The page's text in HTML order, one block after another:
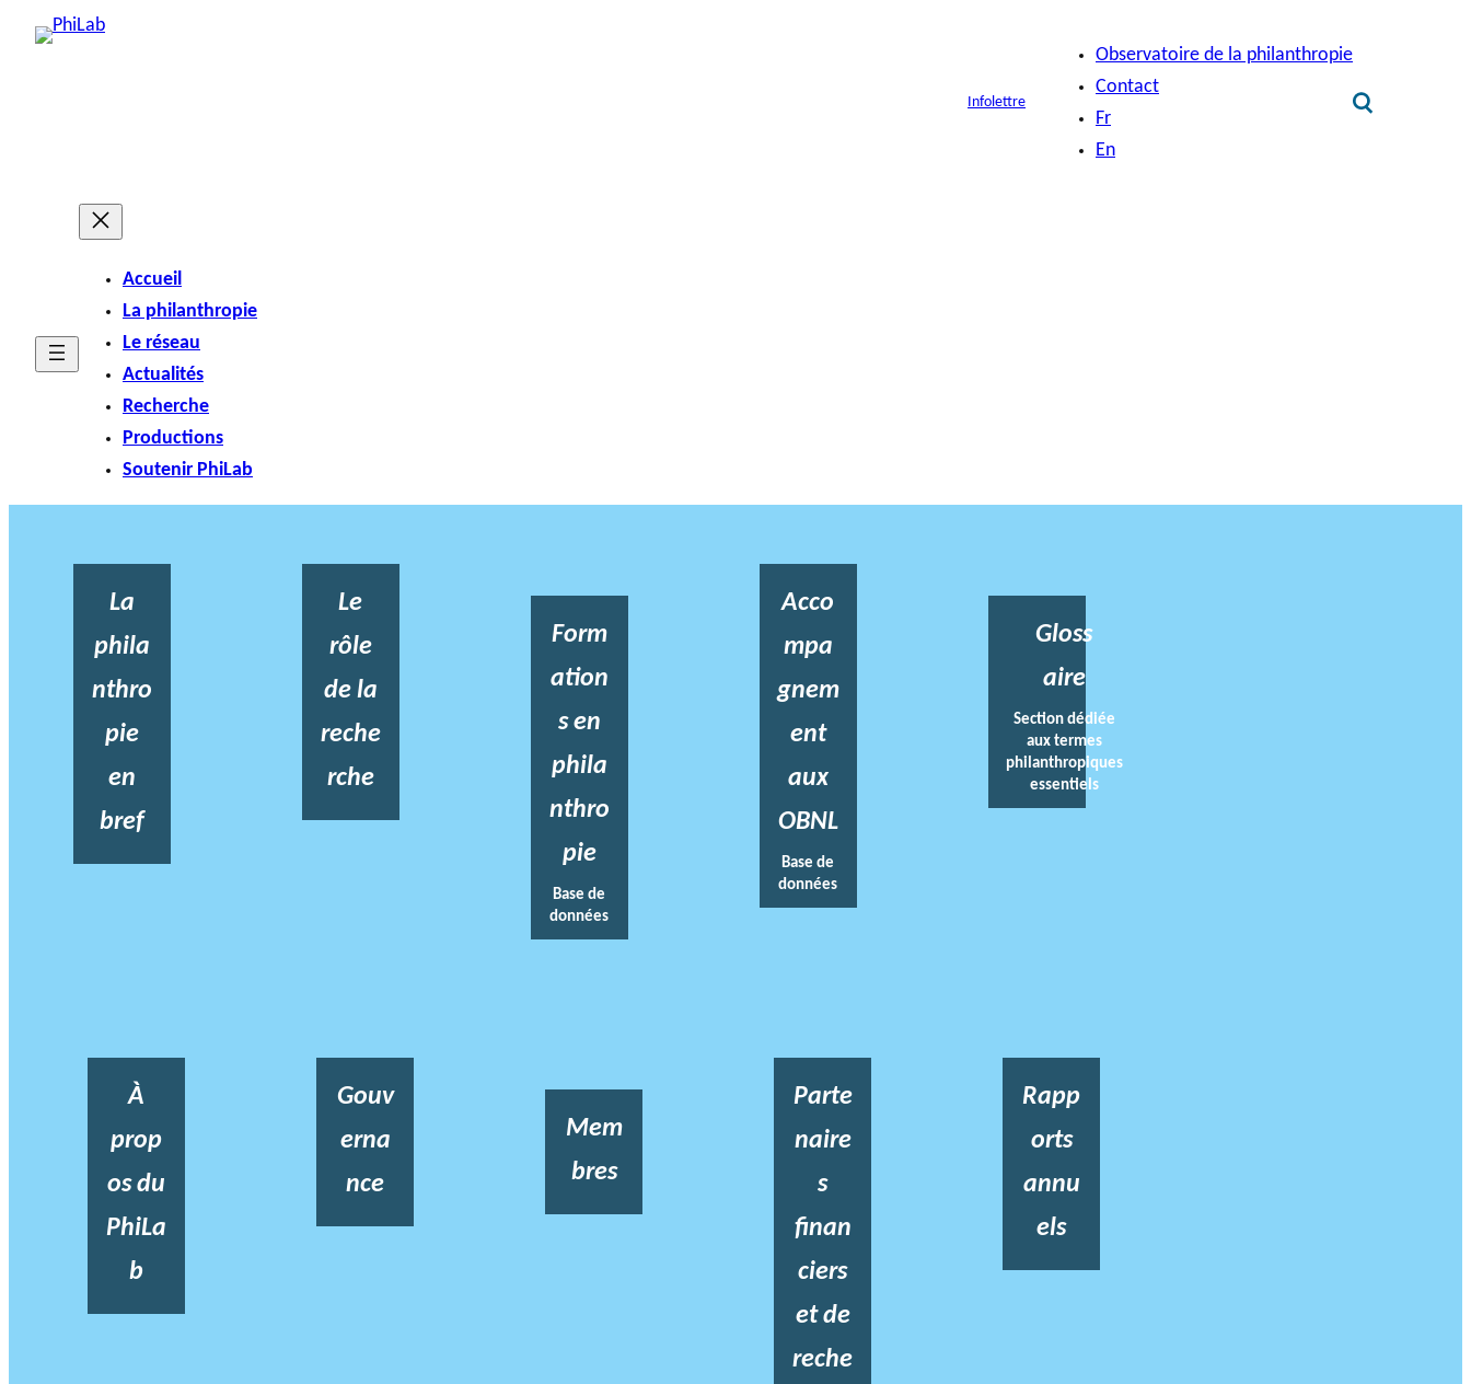
Infolettre
Observatoire de la philanthropie
Contact
Fr
En
Accueil
La philanthropie
Le réseau
Actualités
Recherche
Productions
Soutenir PhiLab
La
phila
nthro
pie
en
bref
Le
rôle
de la
reche
rche
Form
ation
s en
phila
nthro
pie
Base de
données
Acco
mpa
gnem
ent
aux
OBNL
Base de
données
Gloss
aire
Section dédiée
aux termes
philanthropiques
essentiels
À
prop
os du
PhiLa
b
Gouv
erna
nce
Mem
bres
Parte
naire
s
finan
ciers
et de
reche
Rapp
orts
annu
els